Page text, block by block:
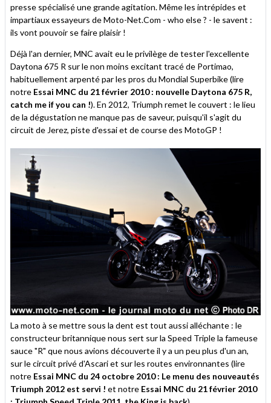
presse spécialisé une grande agitation. Même les intrépides et
impartiaux essayeurs de Moto-Net.Com - who else ? - le savent :
ils vont pouvoir se faire plaisir !
Déjà l'an dernier, MNC avait eu le privilège de tester l'excellente
Daytona 675 R sur le non moins excitant tracé de Portimao,
habituellement arpenté par les pros du Mondial Superbike (lire
notre Essai MNC du 21 février 2010 : nouvelle Daytona 675 R,
catch me if you can !). En 2012, Triumph remet le couvert : le lieu
de la dégustation ne manque pas de saveur, puisqu'il s'agit du
circuit de Jerez, piste d'essai et de course des MotoGP !
La moto à se mettre sous la dent est tout aussi alléchante : le
constructeur britannique nous sert sur la Speed Triple la fameuse
sauce "R" que nous avions découverte il y a un peu plus d'un an,
sur le circuit privé d'Ascari et sur les routes environnantes (lire
notre Essai MNC du 24 octobre 2010 : Le menu des nouveautés
Triumph 2012 est servi ! et notre Essai MNC du 21 février 2010